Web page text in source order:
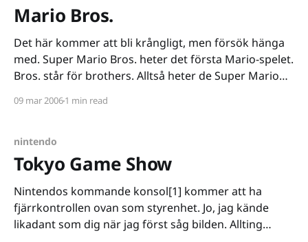
Mario Bros.
Det här kommer att bli krångligt, men försök hänga
med. Super Mario Bros. heter det första Mario-spelet.
Bros. står för brothers. Alltså heter de Super Mario
på brödernas efternamn. Jag och min bror heter inte
09 mar 20061 min read
nintendo
Tokyo Game Show
Nintendos kommande konsol[1] kommer att ha
fjärrkontrollen ovan som styrenhet. Jo, jag kände
likadant som dig när jag först såg bilden. Allting